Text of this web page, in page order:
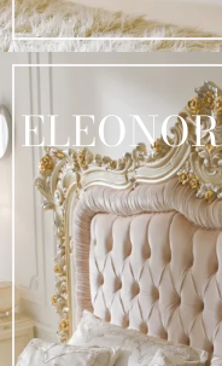
ELEONOR